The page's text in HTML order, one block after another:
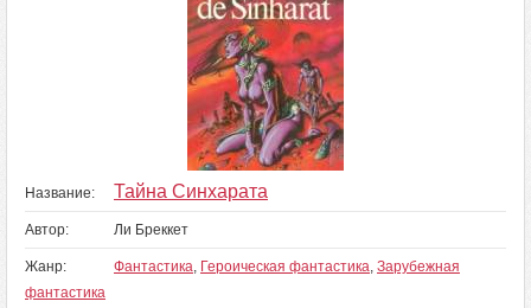
Название: Тайна Синхарата
Автор: Ли Бреккет
Жанр: Фантастика, Героическая фантастика, Зарубежная
фантастика